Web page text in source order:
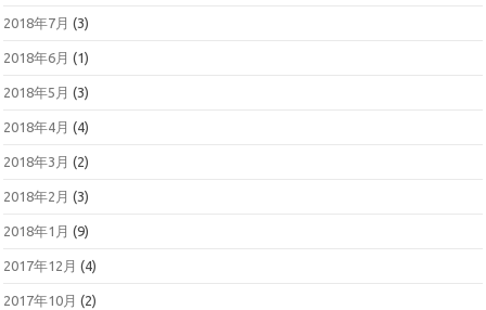
2018年7月 (3)
2018年6月 (1)
2018年5月 (3)
2018年4月 (4)
2018年3月 (2)
2018年2月 (3)
2018年1月 (9)
2017年12月 (4)
2017年10月 (2)